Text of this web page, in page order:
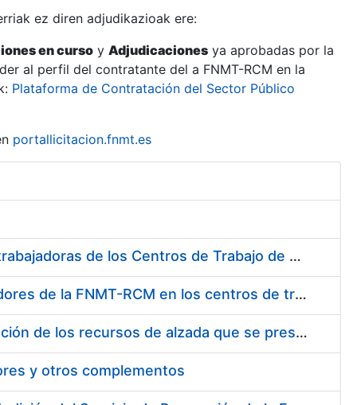
ez diren adjudikazioak ere:
en curso y Adjudicaciones ya aprobadas por la
al perfil del contratante del a FNMT-RCM en la
Plataforma de Contratación del Sector Público
portallicitacion.fnmt.es
Suministro de Protectores Auditivos a medida para las personas trabajadoras de los Centros de Trabajo de Madrid y Burgos
Suministro de gafas graduadas antiproyecciones para los trabajadores de la FNMT-RCM en los centros de trabajo de Madrid y Burgos
Servicios de una empresa externa para el asesoramiento y resolución de los recursos de alzada que se presentan relacionados con procesos de selección para la FNMT-RCM
y otros complementos